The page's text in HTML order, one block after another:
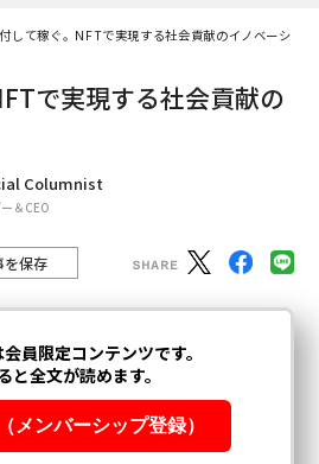
して稼ぐ。NFTで実現する社会貢献のイノベーション
で実現する社会貢献の
Columnist
＆CEO
を保存